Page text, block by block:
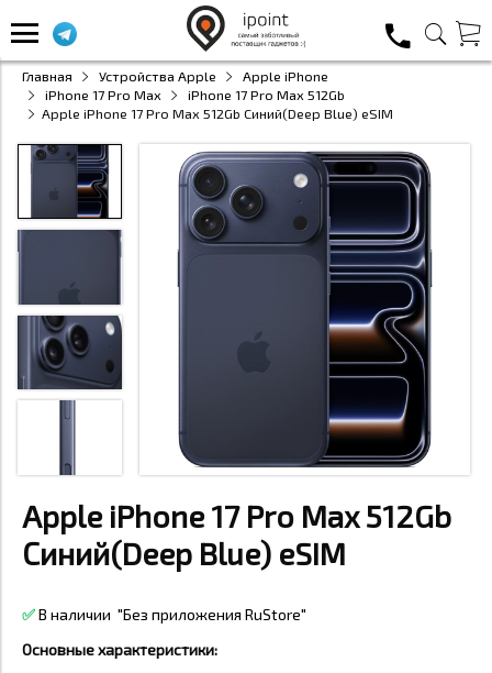
Главная Устройства Apple
Apple iPhone
iPhone 17 Pro Max
iPhone 17 Pro Max 512Gb
Apple iPhone 17 Pro Max 512Gb Синий(Deep Blue) eSIM
Apple iPhone 17 Pro Max 512Gb
Синий(Deep Blue) eSIM
✅В наличии "Без приложения RuStore"
Основные характеристики: